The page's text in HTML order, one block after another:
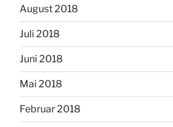
August 2018
Juli 2018
Juni 2018
Mai 2018
Februar 2018